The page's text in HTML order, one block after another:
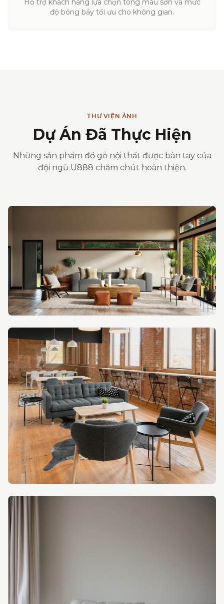
Hỗ trợ khách hàng lựa chọn tông màu sơn và mức
độ bóng bẩy tối ưu cho không gian.
THƯ VIỆN ẢNH
Dự Án Đã Thực Hiện
Những sản phẩm đồ gỗ nội thất được bàn tay của
đội ngũ U888 chăm chút hoàn thiện.